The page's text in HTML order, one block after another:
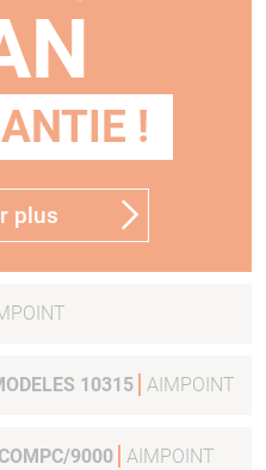
!
plus
PILES DL1/3N TOUS MODELES 10315 AIMPOINT
9000 AIMPOINT